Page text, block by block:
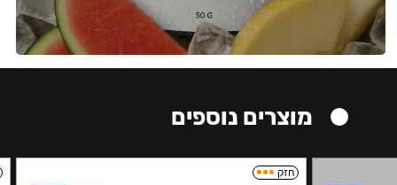
מוצרים נוספים
חזק